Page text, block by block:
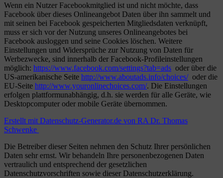
Wenn ein Nutzer Facebookmitglied ist und nicht möchte, dass
Facebook über dieses Onlineangebot Daten über ihn sammelt und
mit seinen bei Facebook gespeicherten Mitgliedsdaten verknüpft,
muss er sich vor der Nutzung unseres Onlineangebotes bei
Facebook ausloggen und seine Cookies löschen. Weitere
Einstellungen und Widersprüche zur Nutzung von Daten für
Werbezwecke, sind innerhalb der Facebook-Profileinstellungen
möglich: https://www.facebook.com/settings?tab=ads oder über die
US-amerikanische Seite http://www.aboutads.info/choices/oder die
EU-Seite http://www.youronlinechoices.com/. Die Einstellungen
erfolgen plattformunabhängig, d.h. sie werden für alle Geräte, wie
Desktopcomputer oder mobile Geräte übernommen.
Erstellt mit Datenschutz-Generator.de von RA Dr. Thomas
Schwenke
Die Betreiber dieser Seiten nehmen den Schutz Ihrer persönlichen
Daten sehr ernst. Wir behandeln Ihre personenbezogenen Daten
vertraulich und entsprechend der gesetzlichen
Datenschutzvorschriften sowie dieser Datenschutzerklärung.